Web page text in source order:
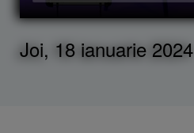
Joi, 18 ianuarie 2024